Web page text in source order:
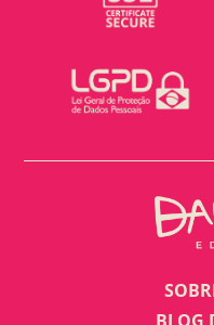
BLOG